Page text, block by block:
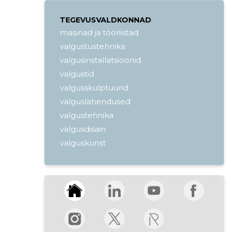
TEGEVUSVALDKONNAD
masinad ja tööriistad
valgustustehnika
valgusinstallatsioonid
valgustid
valgusskulptuurid
valguslahendused
valgustehnika
valgusdisain
valguskunst
valgusallikad
valguse lahendused
klaaskuulid
metallosad